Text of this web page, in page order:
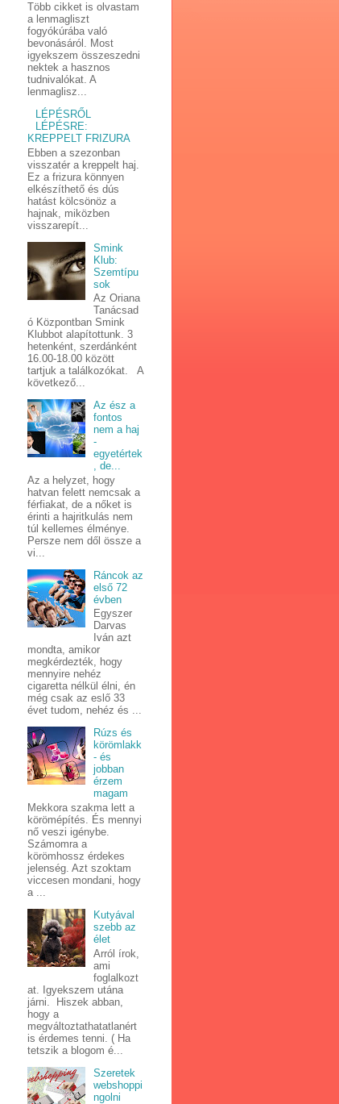
Több cikket is olvastam
a lenmagliszt
fogyókúrába való
bevonásáról. Most
igyekszem összeszedni
nektek a hasznos
tudnivalókat. A
lenmaglisz...
LÉPÉSRŐL
LÉPÉSRE:
KREPPELT FRIZURA
Ebben a szezonban
visszatér a kreppelt haj.
Ez a frizura könnyen
elkészíthető és dús
hatást kölcsönöz a
hajnak, miközben
visszarepít...
Smink
Klub:
Szemtípu
sok
Az Oriana
Tanácsad
ó Központban Smink
Klubbot alapítottunk. 3
hetenként, szerdánként
16.00-18.00 között
tartjuk a találkozókat. A
következő...
Az ész a
fontos
nem a haj
-
egyetértek
, de...
Az a helyzet, hogy
hatvan felett nemcsak a
férfiakat, de a nőket is
érinti a hajritkulás nem
túl kellemes élménye.
Persze nem dől össze a
vi...
Ráncok az
első 72
évben
Egyszer
Darvas
Iván azt
mondta, amikor
megkérdezték, hogy
mennyire nehéz
cigaretta nélkül élni, én
még csak az eslő 33
évet tudom, nehéz és ...
Rúzs és
körömlakk
- és
jobban
érzem
magam
Mekkora szakma lett a
körömépítés. És mennyi
nő veszi igénybe.
Számomra a
körömhossz érdekes
jelenség. Azt szoktam
viccesen mondani, hogy
a ...
Kutyával
szebb az
élet
Arról írok,
ami
foglalkozt
at. Igyekszem utána
járni. Hiszek abban,
hogy a
megváltoztathatatlanért
is érdemes tenni. ( Ha
tetszik a blogom é...
Szeretek
webshoppi
ngolni